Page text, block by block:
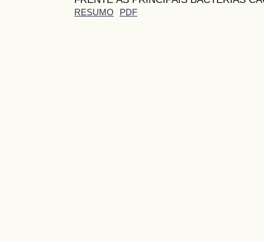
RESUMO PDF